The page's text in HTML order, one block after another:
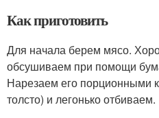
Как приготовить
Для начала берем мясо.
обсушиваем при помощи
Нарезаем его порционными
толсто) и легонько отбиваем.